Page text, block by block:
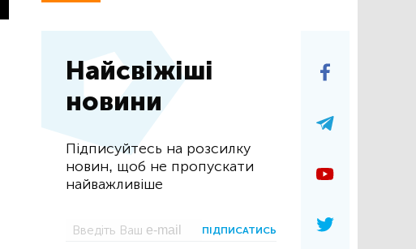
Найсвіжіші
новини
Підписуйтесь на розсилку
новин, щоб не пропускати
найважливіше
ПІДПИСАТИСЬ